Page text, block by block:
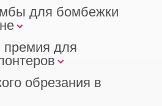
для бомбежки
премия для
обрезания в